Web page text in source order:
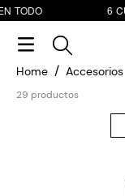
TODO 6
Accesorios
29 productos